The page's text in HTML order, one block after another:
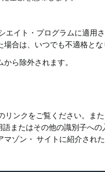
イト・プログラムに適用
合は、いつでも不適格とな
ら除外されます。
ンクをご覧ください。ま
またはその他の識別子へ
ゾン・ サイトに紹介され